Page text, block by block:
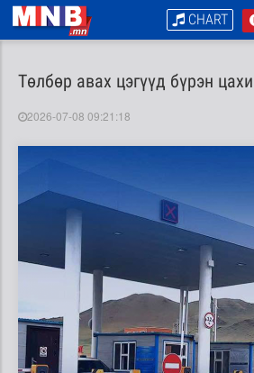
CHART
Төлбөр авах цэгүүд бүрэн
2026-07-08 09:21:18